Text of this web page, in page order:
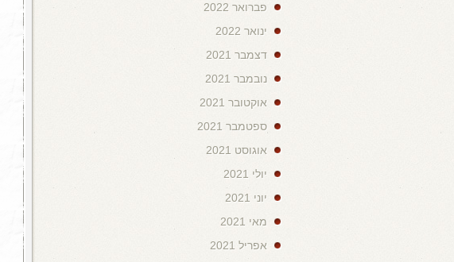
פברואר 2022
ינואר 2022
דצמבר 2021
נובמבר 2021
אוקטובר 2021
ספטמבר 2021
אוגוסט 2021
יולי 2021
יוני 2021
מאי 2021
אפריל 2021